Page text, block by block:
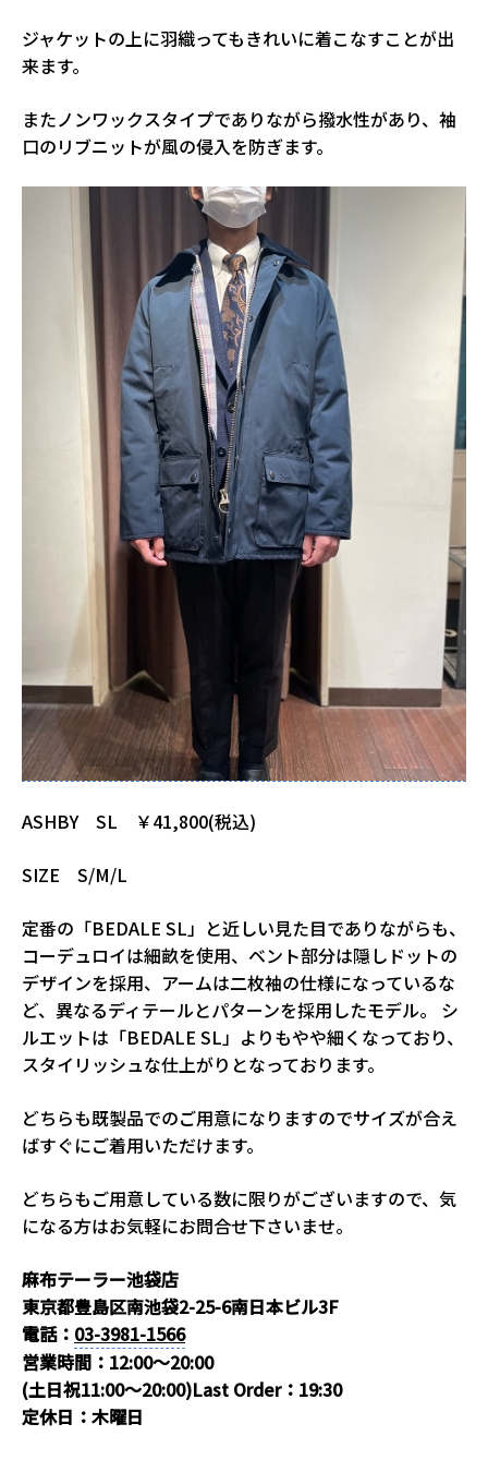
ジャケットの上に羽織ってもきれいに着こなすことが出
来ます。
またノンワックスタイプでありながら撥水性があり、袖
口のリブニットが風の侵入を防ぎます。
ASHBY SL ￥41,800(税込)
SIZE S/M/L
定番の「BEDALE SL」と近しい見た目でありながらも、
コーデュロイは細畝を使用、ベント部分は隠しドットの
デザインを採用、アームは二枚袖の仕様になっているな
ど、異なるディテールとパターンを採用したモデル。 シ
ルエットは「BEDALE SL」よりもやや細くなっており、
スタイリッシュな仕上がりとなっております。
どちらも既製品でのご用意になりますのでサイズが合え
ばすぐにご着用いただけます。
どちらもご用意している数に限りがございますので、気
になる方はお気軽にお問合せ下さいませ。
麻布テーラー池袋店
東京都豊島区南池袋2-25-6南日本ビル3F
電話： 03-3981-1566
営業時間：12:00～20:00
(土日祝11:00～20:00)Last Order：19:30
定休日：木曜日